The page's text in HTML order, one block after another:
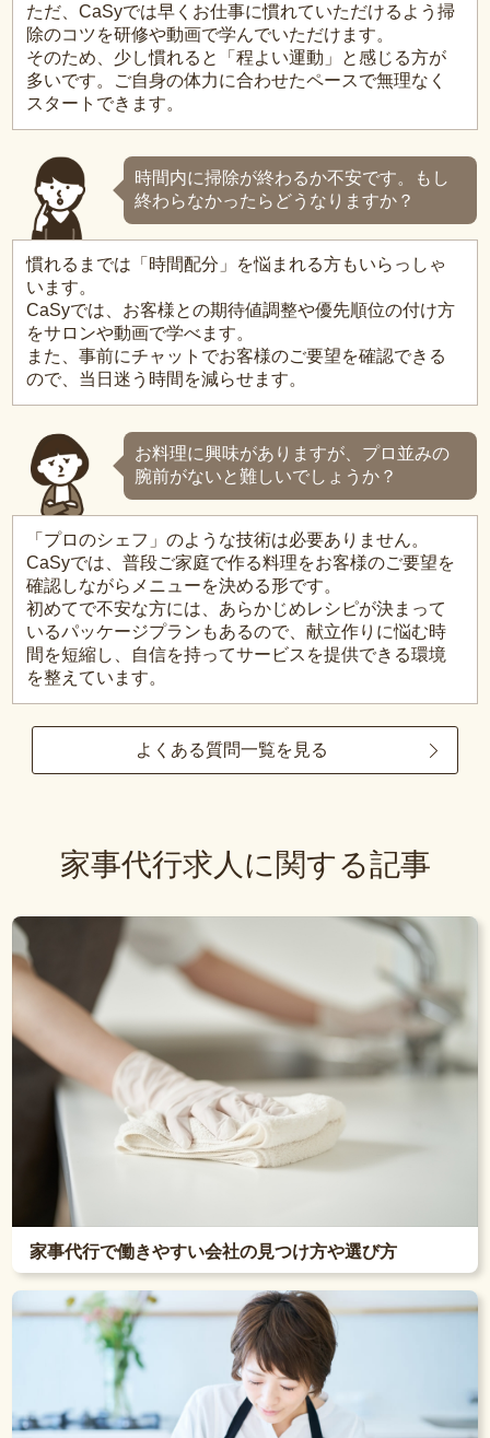
ただ、CaSyでは早くお仕事に慣れていただけるよう掃
除のコツを研修や動画で学んでいただけます。
そのため、少し慣れると「程よい運動」と感じる方が
多いです。ご自身の体力に合わせたペースで無理なく
スタートできます。
時間内に掃除が終わるか不安です。もし
終わらなかったらどうなりますか？
慣れるまでは「時間配分」を悩まれる方もいらっしゃ
います。
CaSyでは、お客様との期待値調整や優先順位の付け方
をサロンや動画で学べます。
また、事前にチャットでお客様のご要望を確認できる
ので、当日迷う時間を減らせます。
お料理に興味がありますが、プロ並みの
腕前がないと難しいでしょうか？
「プロのシェフ」のような技術は必要ありません。
CaSyでは、普段ご家庭で作る料理をお客様のご要望を
確認しながらメニューを決める形です。
初めてで不安な方には、あらかじめレシピが決まって
いるパッケージプランもあるので、献立作りに悩む時
間を短縮し、自信を持ってサービスを提供できる環境
を整えています。
よくある質問一覧を見る
家事代行求人に関する記事
家事代行で働きやすい会社の見つけ方や選び方